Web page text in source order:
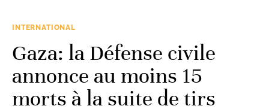
INTERNATIONAL
Gaza: la Défense civile
annonce au moins 15
morts à la suite de tirs